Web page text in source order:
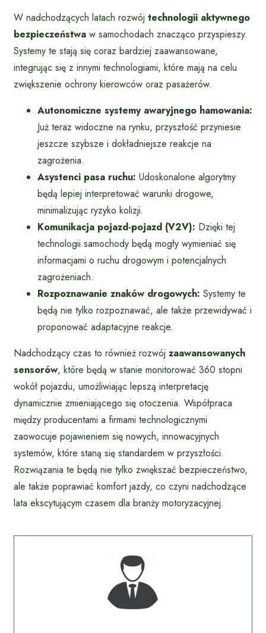
W nadchodzących latach rozwój technologii aktywnego
bezpieczeństwa w samochodach znacząco przyspieszy.
Systemy te stają się coraz bardziej zaawansowane,
integrując się z innymi technologiami, które mają na celu
zwiększenie ochrony kierowców oraz pasażerów.
Autonomiczne systemy awaryjnego hamowania:
Już teraz widoczne na rynku, przyszłość przyniesie
jeszcze szybsze i dokładniejsze reakcje na
zagrożenia.
Asystenci pasa ruchu: Udoskonalone algorytmy
będą lepiej interpretować warunki drogowe,
minimalizując ryzyko kolizji.
Komunikacja pojazd-pojazd (V2V): Dzięki tej
technologii samochody będą mogły wymieniać się
informacjami o ruchu drogowym i potencjalnych
zagrożeniach.
Rozpoznawanie znaków drogowych: Systemy te
będą nie tylko rozpoznawać, ale także przewidywać i
proponować adaptacyjne reakcje.
Nadchodzący czas to również rozwój zaawansowanych
sensorów, które będą w stanie monitorować 360 stopni
wokół pojazdu, umożliwiając lepszą interpretację
dynamicznie zmieniającego się otoczenia. Współpraca
między producentami a firmami technologicznymi
zaowocuje pojawieniem się nowych, innowacyjnych
systemów, które staną się standardem w przyszłości.
Rozwiązania te będą nie tylko zwiększać bezpieczeństwo,
ale także poprawiać komfort jazdy, co czyni nadchodzące
lata ekscytującym czasem dla branży motoryzacyjnej.